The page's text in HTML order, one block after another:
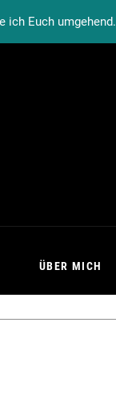
ich Euch umgehend.
ÜBER MICH